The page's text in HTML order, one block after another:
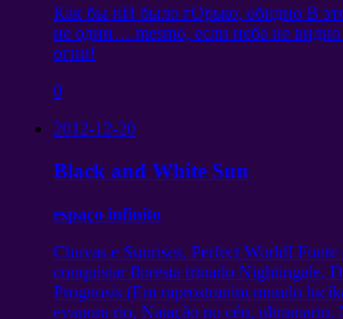
Как бы нИ было гОрько, обидно В
не одни… mesmo, если неба не
огни!
0
2012-12-20
Black and White Sun
espaço infinito
Chuvas e Sunrises. Perfect World! Fonte
conquistar floresta trinado Nightingale,
Prognosis (Em raprostranim mundo
evapora rio, Natação no céu, ultramarin.